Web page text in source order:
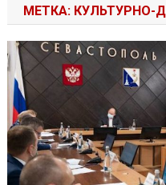
МЕТКА: КУЛЬТУРНО-